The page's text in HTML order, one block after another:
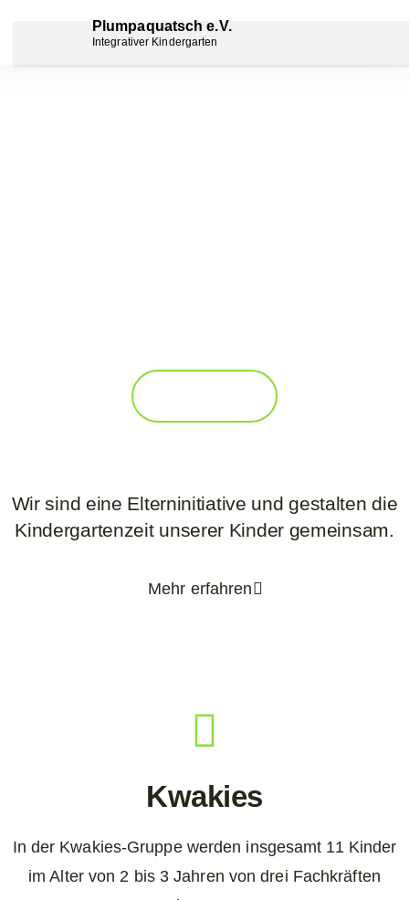
Plumpaquatsch e.V.
Integrativer Kindergarten
Wir sind eine Elterninitiative und gestalten die
Kindergartenzeit unserer Kinder gemeinsam.
Mehr erfahren
Kwakies
In der Kwakies-Gruppe werden insgesamt 11 Kinder
im Alter von 2 bis 3 Jahren von drei Fachkräften